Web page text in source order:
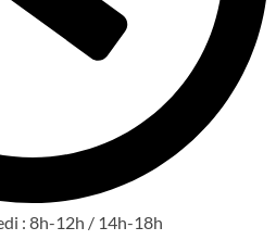
: 8h-12h / 14h-18h